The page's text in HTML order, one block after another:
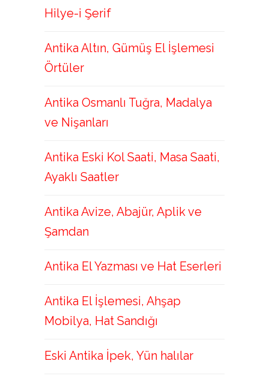
Hilye-i Şerif
Antika Altın, Gümüş El İşlemesi
Örtüler
Antika Osmanlı Tuğra, Madalya
ve Nişanları
Antika Eski Kol Saati, Masa Saati,
Ayaklı Saatler
Antika Avize, Abajür, Aplik ve
Şamdan
Antika El Yazması ve Hat Eserleri
Antika El İşlemesi, Ahşap
Mobilya, Hat Sandığı
Eski Antika İpek, Yün halılar